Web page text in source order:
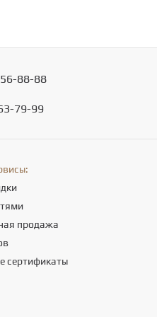
88-88
79-99
продажа
сертификаты